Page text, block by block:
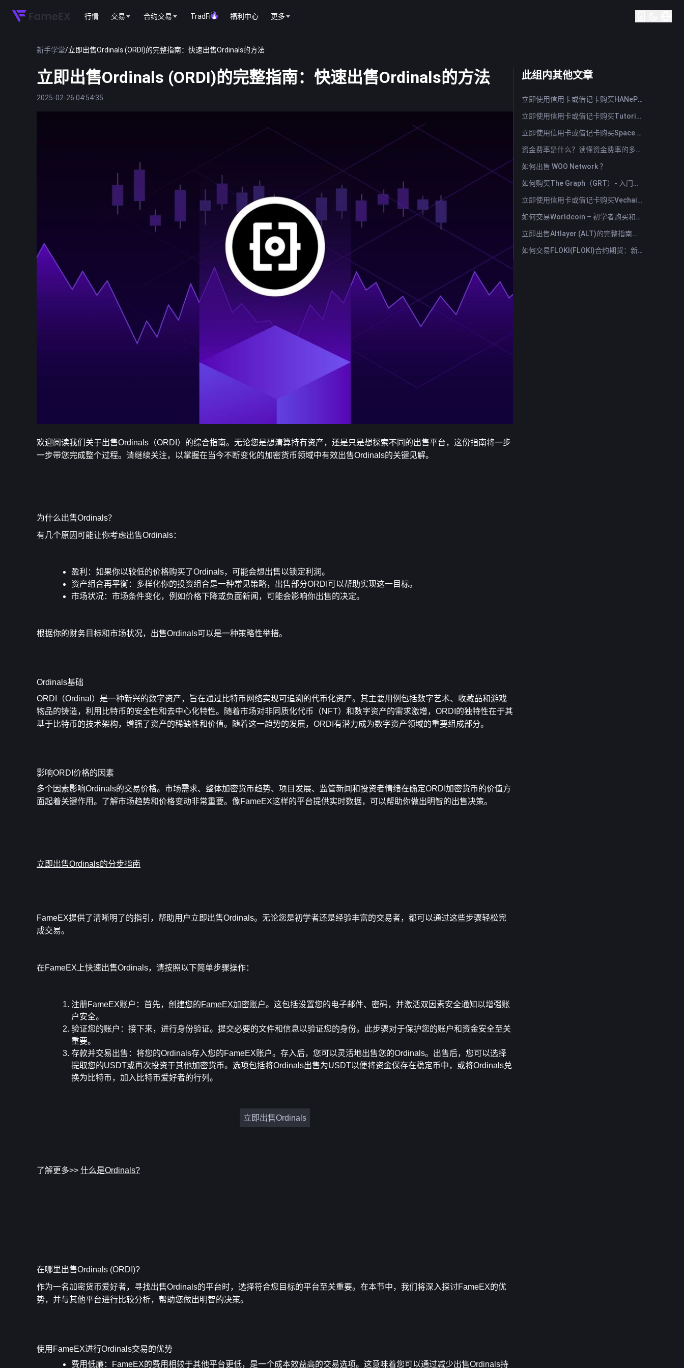
行情 交易 合约交易 TradFi 福利中心 更多
新手学堂/立即出售Ordinals (ORDI)的完整指南：快速出售Ordinals的方法
立即出售Ordinals (ORDI)的完整指南：快速出售Ordinals的方法
2025-02-26 04:54:35
欢迎阅读我们关于出售Ordinals（ORDI）的综合指南。无论您是想清算持有资产，还是只是想探索不同的出售平台，这份指南将一步
一步带您完成整个过程。请继续关注，以掌握在当今不断变化的加密货币领域中有效出售Ordinals的关键见解。
为什么出售Ordinals？
有几个原因可能让你考虑出售Ordinals：
盈利 ：如果你以较低的价格购买了Ordinals，可能会想出售以锁定利润。
资产组合再平衡：多样化你的投资组合是一种常见策略，出售部分ORDI可以帮助实现这一目标。
市场状况：市场条件变化，例如价格下降或负面新闻，可能会影响你出售的决定。
根据你的财务目标和市场状况，出售Ordinals可以是一种策略性举措。
Ordinals基础
ORDI（Ordinal）是一种新兴的数字资产，旨在通过比特币网络实现可追溯的代币化资产。其主要用例包括数字艺术、收藏品和游戏
物品的铸造，利用比特币的安全性和去中心化特性。随着市场对非同质化代币（NFT）和数字资产的需求激增，ORDI的独特性在于其
基于比特币的技术架构，增强了资产的稀缺性和价值。随着这一趋势的发展，ORDI有潜力成为数字资产领域的重要组成部分。
影响ORDI价格的因素
多个因素影响Ordinals的交易价格。市场需求、整体加密货币趋势、项目发展、监管新闻和投资者情绪在确定ORDI加密货币的价值方
面起着关键作用。了解市场趋势和价格变动非常重要。像FameEX这样的平台提供实时数据，可以帮助你做出明智的出售决策。
立即出售Ordinals的分步指南
FameEX提供了清晰明了的指引，帮助用户立即出售Ordinals。无论您是初学者还是经验丰富的交易者，都可以通过这些步骤轻松完
成交易。
在FameEX上快速出售Ordinals，请按照以下简单步骤操作：
注册FameEX账户 ：首先， 创建您的FameEX加密账户。这包括设置您的电子邮件、密码，并激活双因素安全通知以增强账
户安全。
验证您的账户 ：接下来，进行身份验证。提交必要的文件和信息以验证您的身份。此步骤对于保护您的账户和资金安全至关
重要。
存款并交易出售 ：将您的Ordinals存入您的FameEX账户。存入后，您可以灵活地出售您的Ordinals。出售后，您可以选择
提取您的USDT或再次投资于其他加密货币。选项包括将Ordinals出售为USDT以便将资金保存在稳定币中，或将Ordinals兑
换为比特币，加入比特币爱好者的行列。
立即出售Ordinals
了解更多>> 什么是Ordinals?
在哪里出售Ordinals (ORDI)?
作为一名加密货币爱好者，寻找出售Ordinals的平台时，选择符合您目标的平台至关重要。在本节中，我们将深入探讨FameEX的优
势，并与其他平台进行比较分析，帮助您做出明智的决策。
使用FameEX进行Ordinals交易的优势
费用低廉：FameEX的费用相较于其他平台更低，是一个成本效益高的交易选项。这意味着您可以通过减少出售Ordinals持
此组内其他文章
立即使用信用卡或借记卡购买HANePlatform (HANEP)
立即使用信用卡或借记卡购买Tutorial (TUT)
立即使用信用卡或借记卡购买Space ID (ID)
资金费率是什么？读懂资金费率的多空信号与常见误用
如何出售 WOO Network ？
如何购买The Graph（GRT）- 入门指南
立即使用信用卡或借记卡购买Vechain (VET)
如何交易Worldcoin – 初学者购买和出售WLD的指南与技巧
立即出售Altlayer (ALT)的完整指南：快速出售Altlayer的方法
如何交易FLOKI(FLOKI)合约期货：新手全面指南